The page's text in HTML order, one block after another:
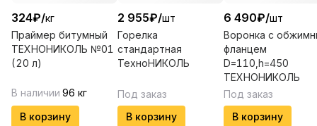
324₽/кг
Праймер битумный
ТЕХНОНИКОЛЬ №01
(20 л)
В наличии 96 кг
В корзину
2 955₽/шт
Горелка
стандартная
ТехноНИКОЛЬ
Под заказ
В корзину
6 490₽/шт
Воронка с
фланцем
D=110,h=450
ТЕХНОНИКОЛЬ
Под заказ
В корзину